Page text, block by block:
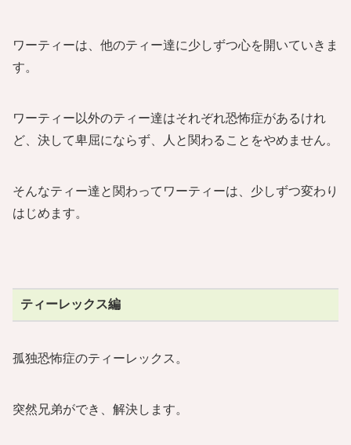
ワーティーは、他のティー達に少しずつ心を開いていきま
す。
ワーティー以外のティー達はそれぞれ恐怖症があるけれ
ど、決して卑屈にならず、人と関わることをやめません。
そんなティー達と関わってワーティーは、少しずつ変わり
はじめます。
ティーレックス編
孤独恐怖症のティーレックス。
突然兄弟ができ、解決します。